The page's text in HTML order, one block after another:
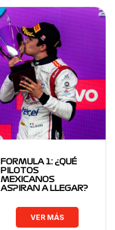
FORMULA 1: ¿QUÉ
PILOTOS
MEXICANOS
ASPIRAN A LLEGAR?
VER MÁS